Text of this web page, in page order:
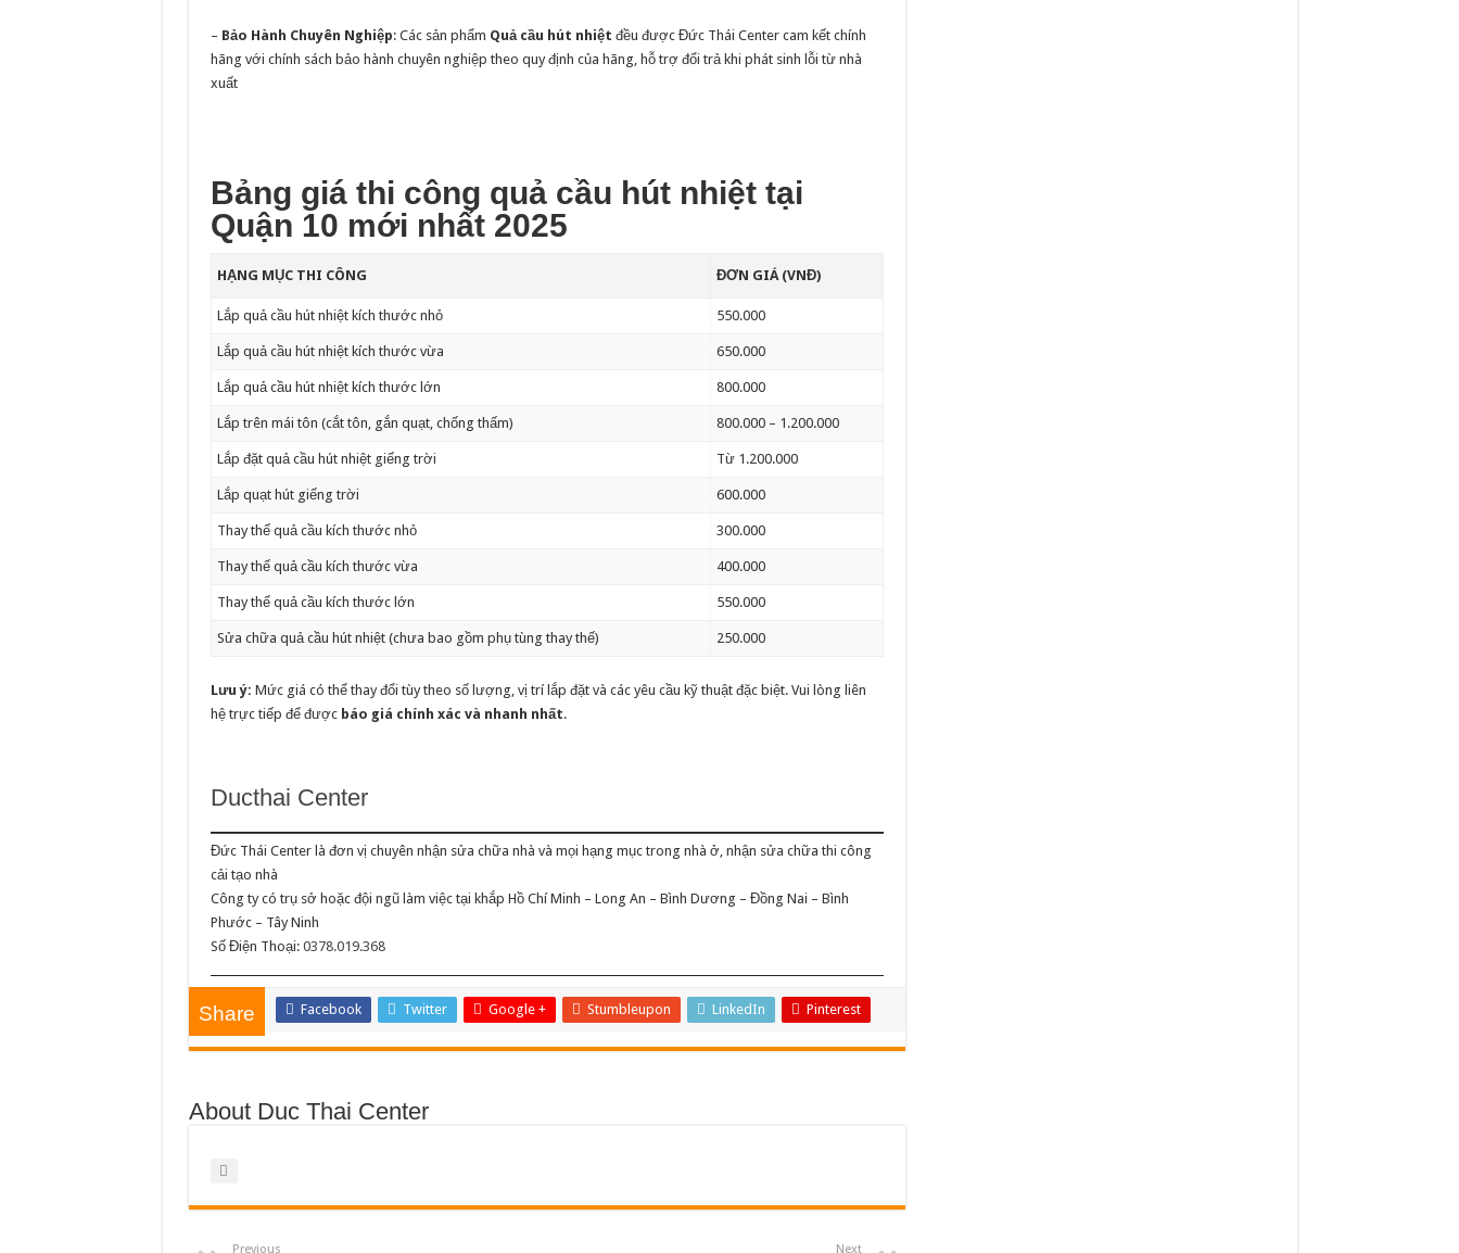
– Bảo Hành Chuyên Nghiệp: Các sản phẩm Quả cầu hút nhiệt đều được Đức Thái Center cam kết chính
hãng với chính sách bảo hành chuyên nghiệp theo quy định của hãng, hỗ trợ đổi trả khi phát sinh lỗi từ nhà
xuất
Bảng giá thi công quả cầu hút nhiệt tại
Quận 10 mới nhất 2025
HẠNG MỤC THI CÔNG ĐƠN GIÁ (VNĐ)
Lắp quả cầu hút nhiệt kích thước nhỏ 550.000
Lắp quả cầu hút nhiệt kích thước vừa 650.000
Lắp quả cầu hút nhiệt kích thước lớn 800.000
Lắp trên mái tôn (cắt tôn, gắn quạt, chống thấm) 800.000 – 1.200.000
Lắp đặt quả cầu hút nhiệt giếng trời Từ 1.200.000
Lắp quạt hút giếng trời 600.000
Thay thế quả cầu kích thước nhỏ 300.000
Thay thế quả cầu kích thước vừa 400.000
Thay thế quả cầu kích thước lớn 550.000
Sửa chữa quả cầu hút nhiệt (chưa bao gồm phụ tùng thay thế) 250.000
Lưu ý: Mức giá có thể thay đổi tùy theo số lượng, vị trí lắp đặt và các yêu cầu kỹ thuật đặc biệt. Vui lòng liên
hệ trực tiếp để được báo giá chính xác và nhanh nhất.
Ducthai Center
Đức Thái Center là đơn vị chuyên nhận sửa chữa nhà và mọi hạng mục trong nhà ở, nhận sửa chữa thi công
cải tạo nhà
Công ty có trụ sở hoặc đội ngũ làm việc tại khắp Hồ Chí Minh – Long An – Bình Dương – Đồng Nai – Bình
Phước – Tây Ninh
Số Điện Thoại: 0378.019.368
Share Facebook Twitter Google + Stumbleupon LinkedIn Pinterest
About Duc Thai Center
Previous Next